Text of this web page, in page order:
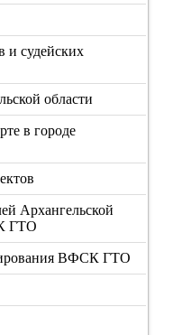
и судейских
области
в городе
Архангельской
ГТО
ВФСК ГТО